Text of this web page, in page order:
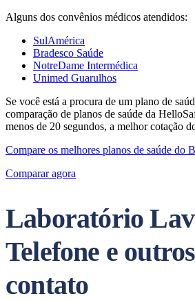
Alguns dos convênios médicos atendidos:
SulAmérica
Bradesco Saúde
NotreDame Intermédica
Unimed Guarulhos
Se você está a procura de um plano de
comparação de planos de saúde da
menos de 20 segundos, a melhor cotação
Compare os melhores planos de saúde do
Comparar agora
Laboratório
Telefone e
contato